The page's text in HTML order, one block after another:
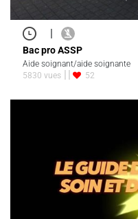
|
Bac pro ASSP
Aide soignant/aide soignante
5830 vues
52